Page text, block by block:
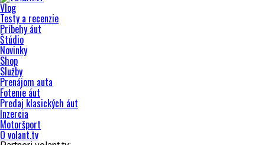
Vlog
Testy a recenzie
Príbehy áut
Štúdio
Novinky
Shop
Služby
Prenájom auta
Fotenie áut
Predaj klasických áut
Inzercia
Motoršport
O volant.tv